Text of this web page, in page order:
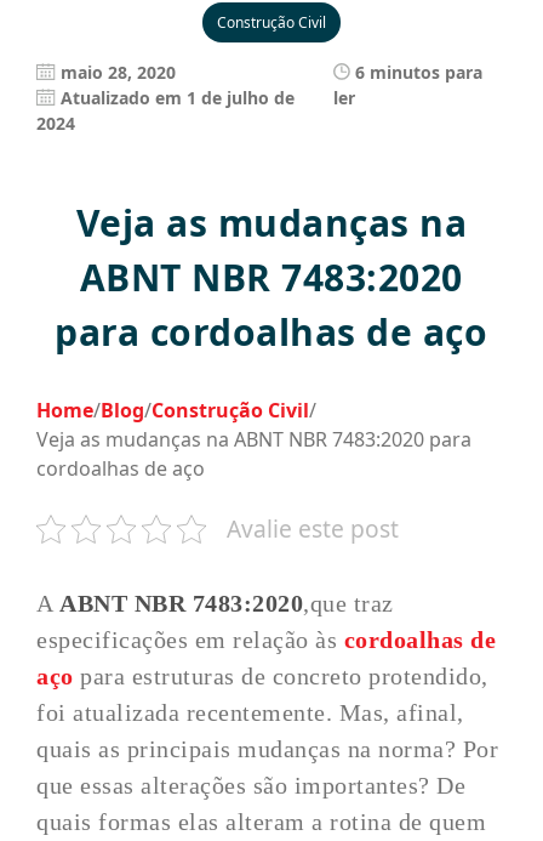
Construção Civil
maio 28, 2020
Atualizado em 1 de julho de
2024
6 minutos para
ler
Veja as mudanças na
ABNT NBR 7483:2020
para cordoalhas de aço
Home/Blog/Construção Civil/
Veja as mudanças na ABNT NBR 7483:2020 para
cordoalhas de aço
Avalie este post
A ABNT NBR 7483:2020,que traz
especificações em relação às cordoalhas de
aço para estruturas de concreto protendido,
foi atualizada recentemente. Mas, afinal,
quais as principais mudanças na norma? Por
que essas alterações são importantes? De
quais formas elas alteram a rotina de quem